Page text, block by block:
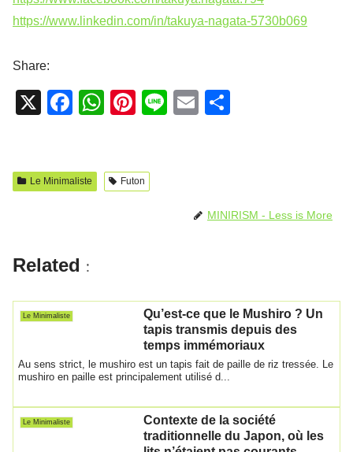
https://www.linkedin.com/in/takuya-nagata-5730b069
Share:
X
F
e
o
k
W
s
Pi
e
Li
E
Le Minimaliste Futon
MINIRISM - Less is More
Related :
Le Minimaliste
Qu’est-ce que le Mushiro ? Un
tapis transmis depuis des
temps immémoriaux
Au sens strict, le mushiro est un tapis fait de paille de riz tressée. Le
mushiro en paille est principalement utilisé d...
Le Minimaliste
Contexte de la société
traditionnelle du Japon, où les